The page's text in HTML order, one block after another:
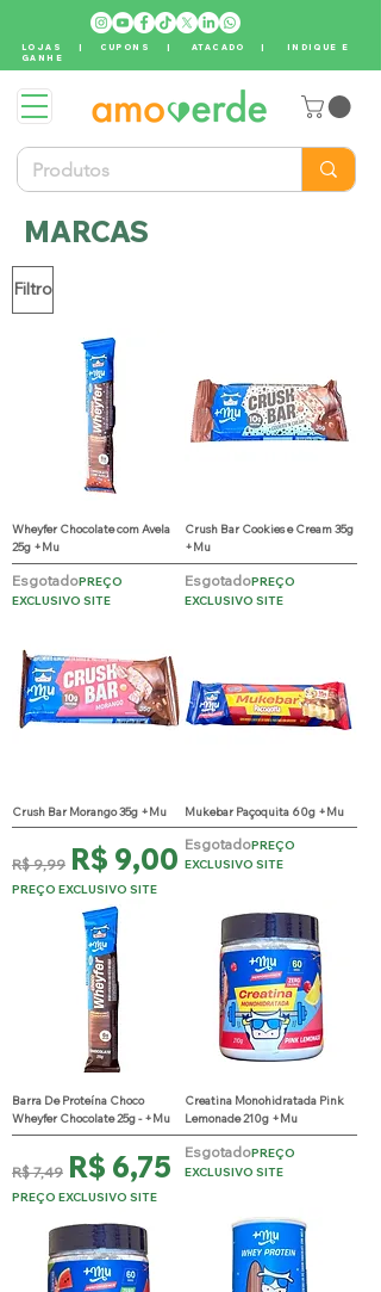
LOJAS | CUPONS |ATACADO | INDIQUE E
GANHE
MARCAS
Filtro
Wheyfer Chocolate com Avela
25g +Mu
EsgotadoPREÇO
EXCLUSIVO SITE
Crush Bar Cookies e Cream 35g
+Mu
EsgotadoPREÇO
EXCLUSIVO SITE
Crush Bar Morango 35g +Mu
Preço normal
R$ 9,99 Preço promocional
R$ 9,00
PREÇO EXCLUSIVO SITE
Mukebar Paçoquita 60g +Mu
EsgotadoPREÇO
EXCLUSIVO SITE
Barra De Proteína Choco
Wheyfer Chocolate 25g - +Mu
Preço normal
R$ 7,49 Preço promocional
R$ 6,75
PREÇO EXCLUSIVO SITE
Creatina Monohidratada Pink
Lemonade 210g +Mu
EsgotadoPREÇO
EXCLUSIVO SITE